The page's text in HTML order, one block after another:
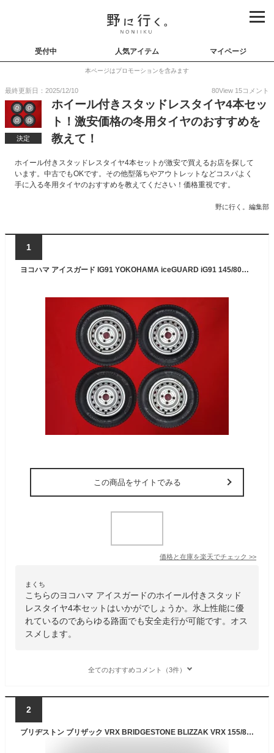
受付中 人気アイテム マイページ
本ページはプロモーションを含みます
最終更新日：2025/12/10 80View 15コメント
決定
ホイール付きスタッドレスタイヤ4本セッ
ト！激安価格の冬用タイヤのおすすめを
教えて！
ホイール付きスタッドレスタイヤ4本セットが激安で買えるお店を探して
います。中古でもOKです。その他型落ちやアウトレットなどコスパよく
手に入る冬用タイヤのおすすめを教えてください！価格重視です。
野に行く。編集部
1
ヨコハマ アイスガード IG91 YOKOHAMA iceGUARD iG91 145/80R12 80/78N アクティ 純正スチール(キャップ無) 3.5Jx12 +40 4/100 シルバー(銀色)系 バモス ホビオ バモス アクティ トラック
この商品をサイトでみる
価格と在庫を楽天でチェック >>
まくち
こちらのヨコハマ アイスガードのホイール付きスタッド
レスタイヤ4本セットはいかがでしょうか。氷上性能に優
れているのであらゆる路面でも安全走行が可能です。オス
スメします。
全てのおすすめコメント（3件）
2
ブリヂストン ブリザック VRX BRIDGESTONE BLIZZAK VRX 155/80R13 79Q 10スポークタイプ 1P 4.5Jx13 +35 4/100 ガンメタ系 プラッツ パッソ マーチ ヴィッツ ブーン カローラ ロゴ